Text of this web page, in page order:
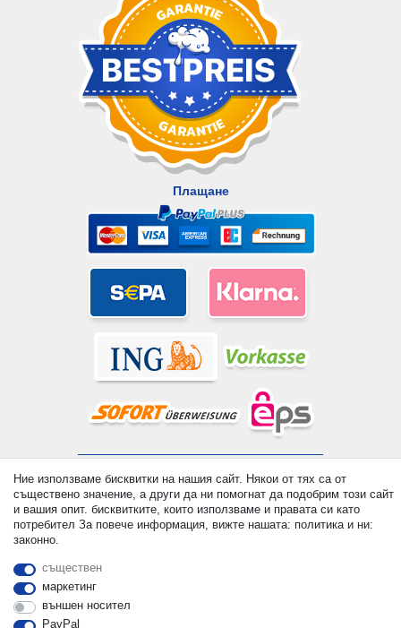
Плащане
Prices incl. VAT. 19% VAT Basic prices see article detail | *
Applies to deliveries to the UK!
Ние използваме бисквитки на нашия сайт. Някои от тях са от
съществено значение, а други да ни помогнат да подобрим този сайт
и вашия опит. бисквитките, които използваме и правата си като
потребител За повече информация, вижте нашата: политика и ни:
законно.
съществен
маркетинг
външен носител
PayPal